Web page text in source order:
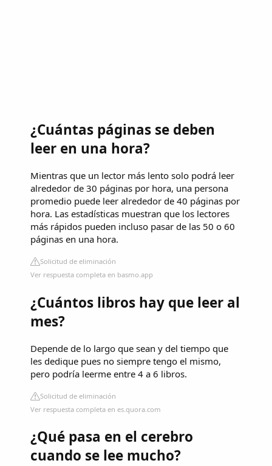
¿Cuántas páginas se deben
leer en una hora?
Mientras que un lector más lento solo podrá leer
alrededor de 30 páginas por hora, una persona
promedio puede leer alrededor de 40 páginas por
hora. Las estadísticas muestran que los lectores
más rápidos pueden incluso pasar de las 50 o 60
páginas en una hora.
Solicitud de eliminación
Ver respuesta completa en basmo.app
¿Cuántos libros hay que leer al
mes?
Depende de lo largo que sean y del tiempo que
les dedique pues no siempre tengo el mismo,
pero podría leerme entre 4 a 6 libros.
Solicitud de eliminación
Ver respuesta completa en es.quora.com
¿Qué pasa en el cerebro
cuando se lee mucho?